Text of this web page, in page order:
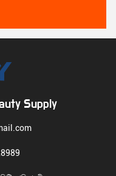
Supply